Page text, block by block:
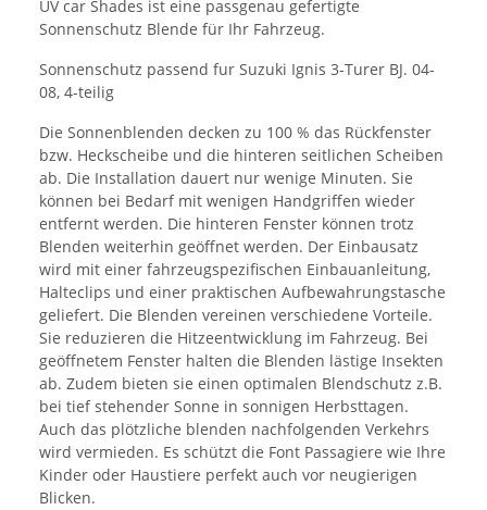
UV car Shades ist eine passgenau gefertigte
Sonnenschutz Blende für Ihr Fahrzeug.
Sonnenschutz passend fur Suzuki Ignis 3-Turer BJ. 04-
08, 4-teilig
Die Sonnenblenden decken zu 100 % das Rückfenster
bzw. Heckscheibe und die hinteren seitlichen Scheiben
ab. Die Installation dauert nur wenige Minuten. Sie
können bei Bedarf mit wenigen Handgriffen wieder
entfernt werden. Die hinteren Fenster können trotz
Blenden weiterhin geöffnet werden. Der Einbausatz
wird mit einer fahrzeugspezifischen Einbauanleitung,
Halteclips und einer praktischen Aufbewahrungstasche
geliefert. Die Blenden vereinen verschiedene Vorteile.
Sie reduzieren die Hitzeentwicklung im Fahrzeug. Bei
geöffnetem Fenster halten die Blenden lästige Insekten
ab. Zudem bieten sie einen optimalen Blendschutz z.B.
bei tief stehender Sonne in sonnigen Herbsttagen.
Auch das plötzliche blenden nachfolgenden Verkehrs
wird vermieden. Es schützt die Font Passagiere wie Ihre
Kinder oder Haustiere perfekt auch vor neugierigen
Blicken.